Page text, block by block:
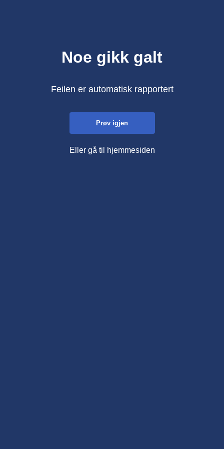
Noe gikk galt
Feilen er automatisk rapportert
Prøv igjen
Eller gå til hjemmesiden